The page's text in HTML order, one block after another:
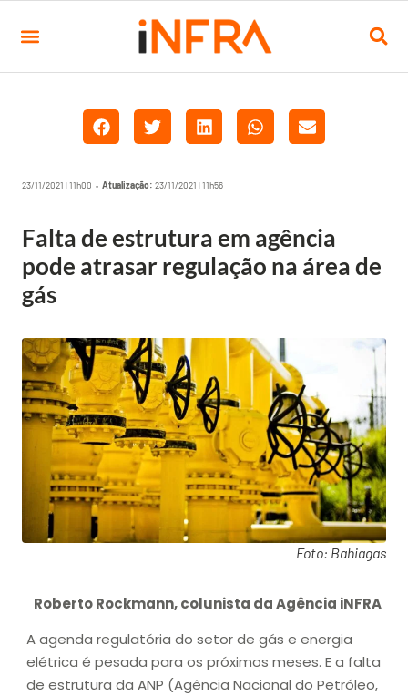
23/11/2021 | 11h00 • Atualização: 23/11/2021 | 11h56
Falta de estrutura em agência
pode atrasar regulação na área de
gás
Foto: Bahiagas
Roberto Rockmann, colunista da Agência iNFRA
A agenda regulatória do setor de gás e energia
elétrica é pesada para os próximos meses. E a falta
de estrutura da ANP (Agência Nacional do Petróleo,